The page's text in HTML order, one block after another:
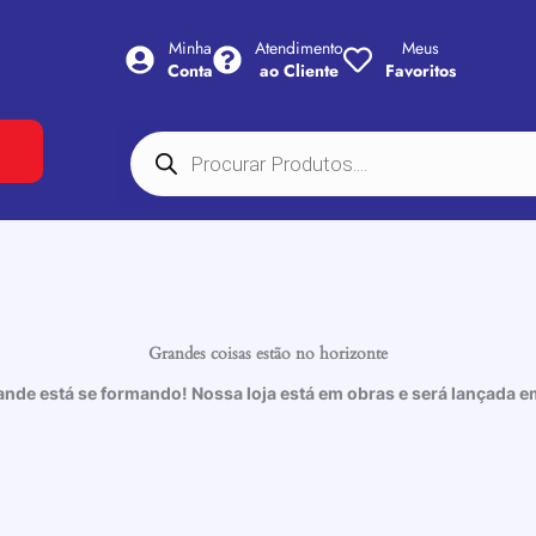
Minha
Conta
Atendimento
ao Cliente
Meus
Favoritos
Pesquisar
produtos
Grandes coisas estão no horizonte
está se formando! Nossa loja está em obras e será lançada